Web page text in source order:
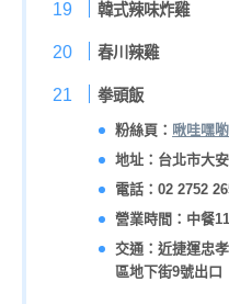
韓式辣味炸雞
春川辣雞
拳頭飯
粉絲頁： 啾哇嘿
地址：台北市大
電話：02 2752
營業時間：中餐
交通：近捷運忠
區地下街9號出口